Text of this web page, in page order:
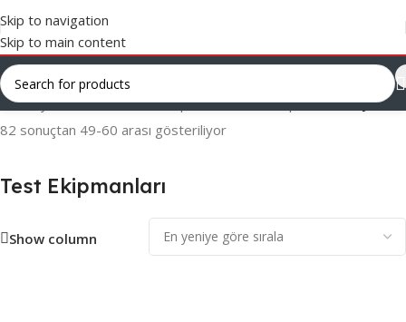
Skip to navigation
Skip to main content
Ana Sayfa/Servis Yardımcı Ekipmanları/Test Ekipmanları/Sayfa 5
82 sonuçtan 49-60 arası gösteriliyor
Test Ekipmanları
Show column